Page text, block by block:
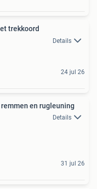
trekkoord
Details
24 jul 26
en rugleuning
Details
31 jul 26